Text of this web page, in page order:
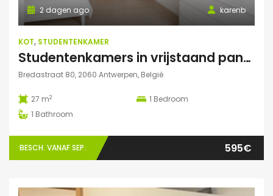
karenb
2 dagen ago
KOT, STUDENTENKAMER
Studentenkamers in vrijstaand pand ‘De Drie Snellen’.
Bredastraat 80, 2060 Antwerpen, België
27 m2 1 Bedroom
1 Bathroom
BESCH. VANAF SEP. 595€